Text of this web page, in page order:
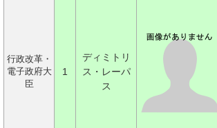
行政改革・
電子政府大
臣
1
ディミトリ
ス・レーパ
ス